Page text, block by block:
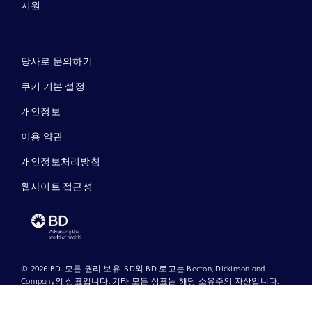
지원
당사로 문의하기
쿠키 기본 설정
개인정보
이용 약관
개인정보처리방침
웹사이트 접근성
© 2026 BD. 모든 권리 보유. BD와 BD 로고는 Becton, Dickinson and
Company의 상표입니다. 기타 모든 상표는 해당 소유주의 자산입니다.